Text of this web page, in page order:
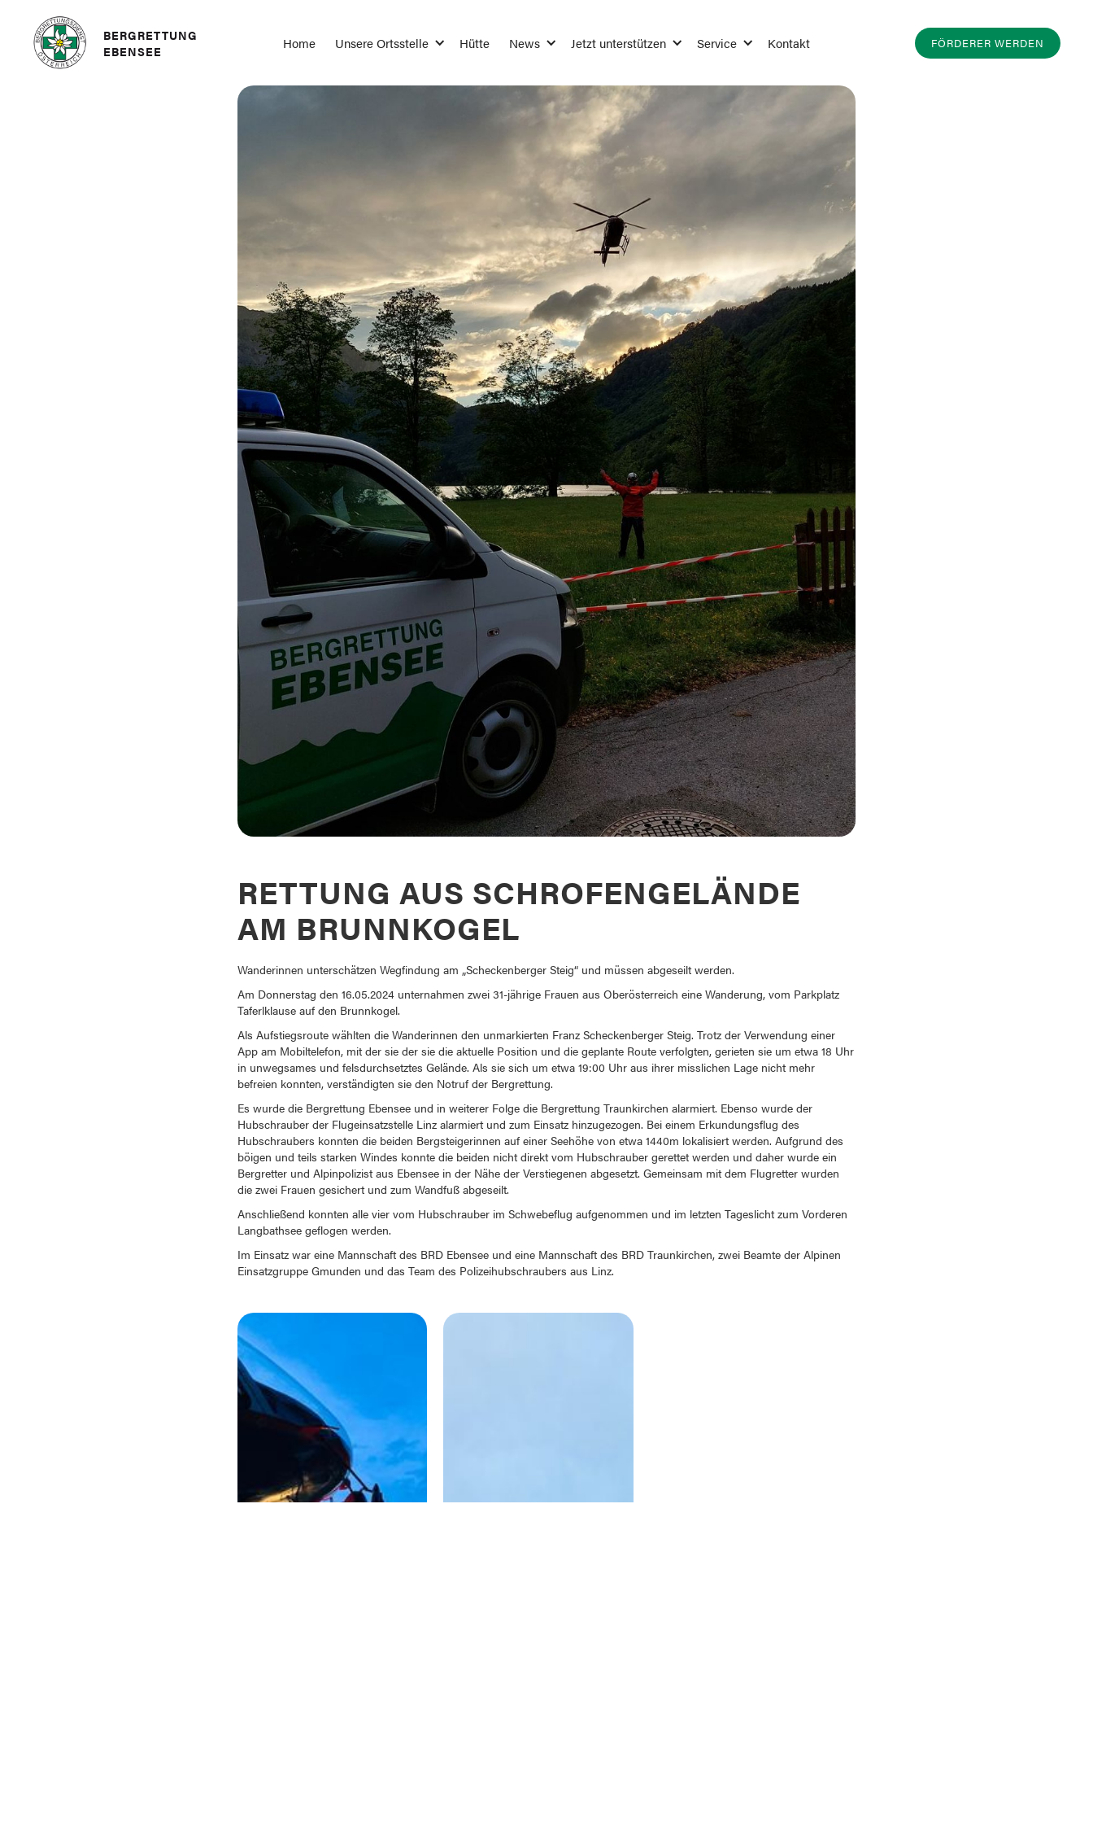
BERGRETTUNG
EBENSEE
Home Unsere Ortsstelle Hütte News Jetzt unterstützen Service Kontakt FÖRDERER WERDEN
RETTUNG AUS SCHROFENGELÄNDE
AM BRUNNKOGEL
Wanderinnen unterschätzen Wegfindung am „Scheckenberger Steig“ und müssen abgeseilt werden.
Am Donnerstag den 16.05.2024 unternahmen zwei 31-jährige Frauen aus Oberösterreich eine Wanderung, vom Parkplatz
Taferlklause auf den Brunnkogel.
Als Aufstiegsroute wählten die Wanderinnen den unmarkierten Franz Scheckenberger Steig. Trotz der Verwendung einer
App am Mobiltelefon, mit der sie der sie die aktuelle Position und die geplante Route verfolgten, gerieten sie um etwa 18 Uhr
in unwegsames und felsdurchsetztes Gelände. Als sie sich um etwa 19:00 Uhr aus ihrer misslichen Lage nicht mehr
befreien konnten, verständigten sie den Notruf der Bergrettung.
Es wurde die Bergrettung Ebensee und in weiterer Folge die Bergrettung Traunkirchen alarmiert. Ebenso wurde der
Hubschrauber der Flugeinsatzstelle Linz alarmiert und zum Einsatz hinzugezogen. Bei einem Erkundungsflug des
Hubschraubers konnten die beiden Bergsteigerinnen auf einer Seehöhe von etwa 1440m lokalisiert werden. Aufgrund des
böigen und teils starken Windes konnte die beiden nicht direkt vom Hubschrauber gerettet werden und daher wurde ein
Bergretter und Alpinpolizist aus Ebensee in der Nähe der Verstiegenen abgesetzt. Gemeinsam mit dem Flugretter wurden
die zwei Frauen gesichert und zum Wandfuß abgeseilt.
Anschließend konnten alle vier vom Hubschrauber im Schwebeflug aufgenommen und im letzten Tageslicht zum Vorderen
Langbathsee geflogen werden.
Im Einsatz war eine Mannschaft des BRD Ebensee und eine Mannschaft des BRD Traunkirchen, zwei Beamte der Alpinen
Einsatzgruppe Gmunden und das Team des Polizeihubschraubers aus Linz.